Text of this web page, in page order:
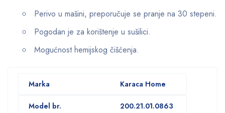
Perivo u mašini, preporučuje se pranje na 30 stepeni.
Pogodan je za korištenje u sušilici.
Mogućnost hemijskog čišćenja.
Marka Karaca Home
Model br. 200.21.01.0863